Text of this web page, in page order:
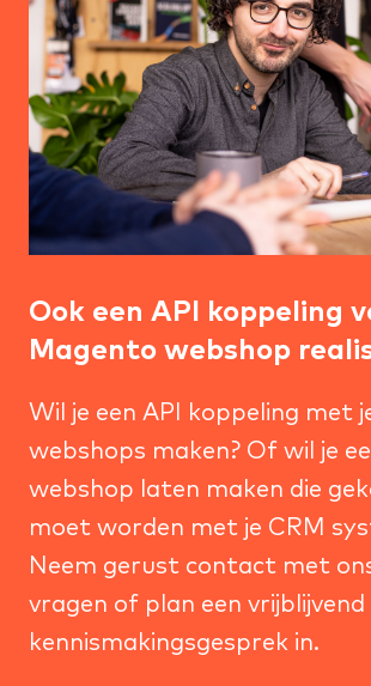
Ook een API koppeling
Magento webshop
Wil je een API koppeling met
webshops maken? Of wil je
webshop laten maken die
moet worden met je CRM
Neem gerust contact met
vragen of plan een vrijblijvend
kennismakingsgesprek in.